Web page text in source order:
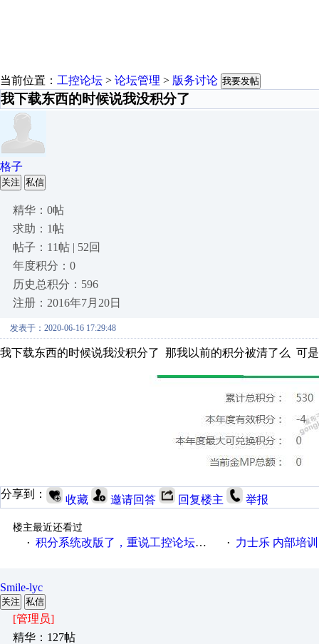
当前位置： 工控论坛 > 论坛管理 > 版务讨论 我要发帖
我下载东西的时候说我没积分了
格子
关注 私信
精华：0帖
求助：1帖
帖子：11帖 | 52回
年度积分：0
历史总积分：596
注册：2016年7月20日
发表于：2020-06-16 17:29:48
我下载东西的时候说我没积分了 那我以前的积分被清了么 可
分享到： 收藏 邀请回答 回复楼主 举报
楼主最近还看过
· 积分系统改版了，重说工控论坛积分那点事儿…… · 力士乐 内部培
Smile-lyc
关注 私信
[管理员]
精华：127帖